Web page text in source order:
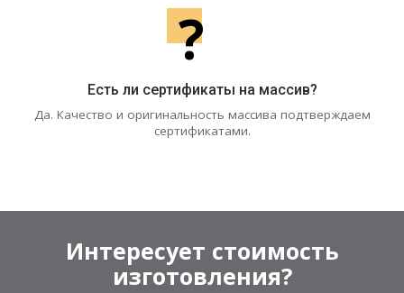
?
Есть ли сертификаты на массив?
Да. Качество и оригинальность массива подтверждаем
сертификатами.
Интересует стоимость
изготовления?